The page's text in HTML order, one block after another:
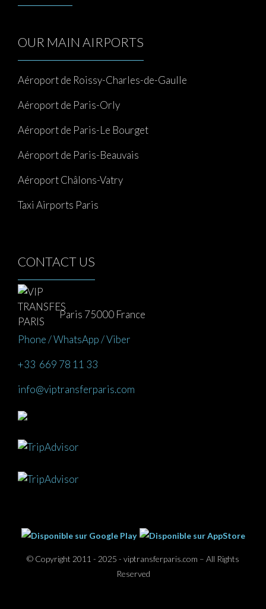
OUR MAIN AIRPORTS
Aéroport de Roissy-Charles-de-Gaulle
Aéroport de Paris-Orly
Aéroport de Paris-Le Bourget
Aéroport de Paris-Beauvais
Aéroport Châlons-Vatry
Taxi Airports Paris
CONTACT US
Paris 75000 France
Phone / WhatsApp / Viber
+33 669 78 11 33
info@viptransferparis.com
© Copyright 2011 - 2025 - viptransferparis.com – All Rights
Reserved